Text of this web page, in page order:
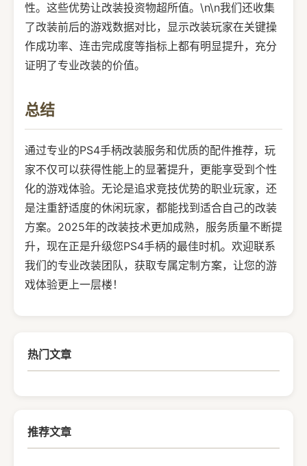
性。这些优势让改装投资物超所值。\n\n我们还收集
了改装前后的游戏数据对比，显示改装玩家在关键操
作成功率、连击完成度等指标上都有明显提升，充分
证明了专业改装的价值。
总结
通过专业的PS4手柄改装服务和优质的配件推荐，玩
家不仅可以获得性能上的显著提升，更能享受到个性
化的游戏体验。无论是追求竞技优势的职业玩家，还
是注重舒适度的休闲玩家，都能找到适合自己的改装
方案。2025年的改装技术更加成熟，服务质量不断提
升，现在正是升级您PS4手柄的最佳时机。欢迎联系
我们的专业改装团队，获取专属定制方案，让您的游
戏体验更上一层楼！
热门文章
推荐文章